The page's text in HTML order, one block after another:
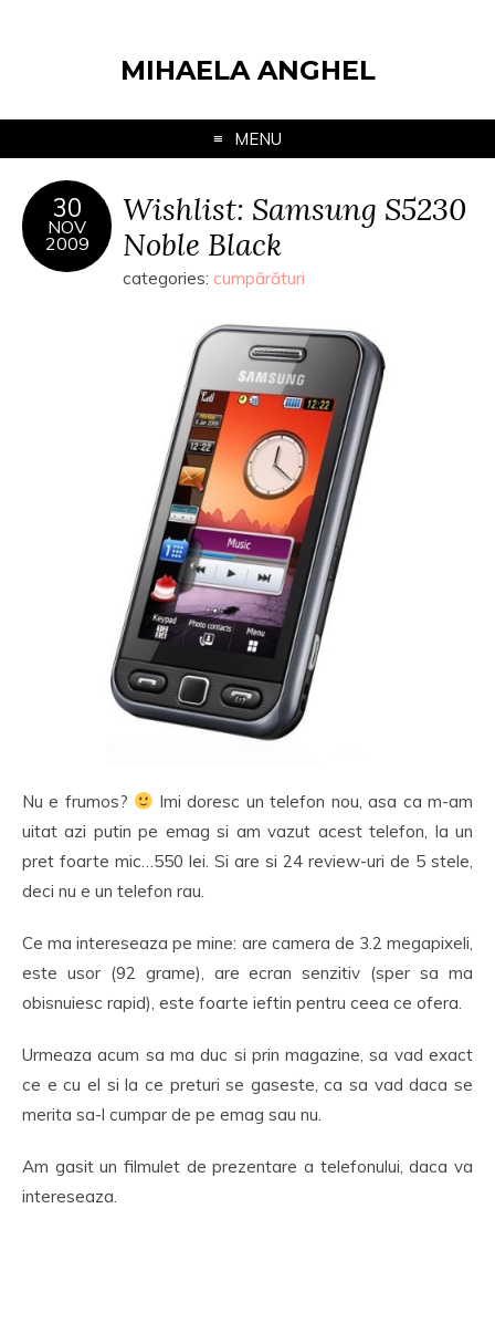
MIHAELA ANGHEL
MENU
30
NOV
2009
Wishlist: Samsung S5230
Noble Black
categories: cumpărături
Nu e frumos?
Imi doresc un telefon nou, asa ca m-am
uitat azi putin pe emag si am vazut acest telefon, la un
pret foarte mic…550 lei. Si are si 24 review-uri de 5 stele,
deci nu e un telefon rau.
Ce ma intereseaza pe mine: are camera de 3.2 megapixeli,
este usor (92 grame), are ecran senzitiv (sper sa ma
obisnuiesc rapid), este foarte ieftin pentru ceea ce ofera.
Urmeaza acum sa ma duc si prin magazine, sa vad exact
ce e cu el si la ce preturi se gaseste, ca sa vad daca se
merita sa-l cumpar de pe emag sau nu.
Am gasit un filmulet de prezentare a telefonului, daca va
intereseaza.